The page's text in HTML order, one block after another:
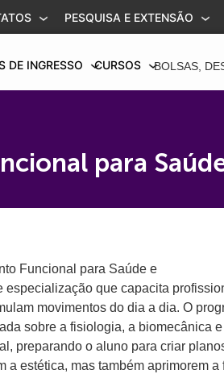
PESQUISA E EXTENSÃO
DE INGRESSO CURSOS BOLSAS,
para
Funcional para Saúde e
especialização que capacita
movimentos do dia a dia. O
sobre a fisiologia, a biomecânica
preparando o aluno para criar
a estética, mas também aprimorem a